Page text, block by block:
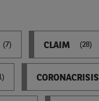
(7) CLAIM (28)
CORONACRISIS